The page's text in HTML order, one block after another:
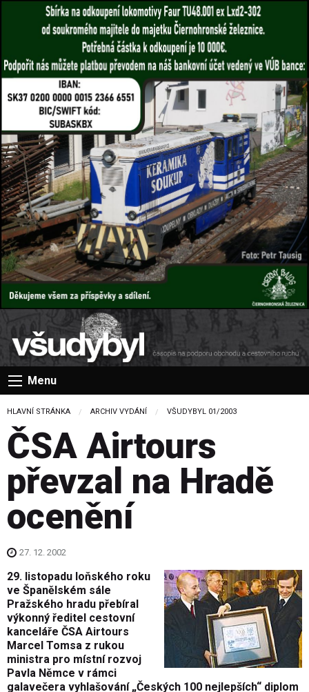
Menu
HLAVNÍ STRÁNKA ARCHIV VYDÁNÍ VŠUDYBYL 01/2003
ČSA Airtours
převzal na Hradě
ocenění
27. 12. 2002
29. listopadu loňského roku
ve Španělském sále
Pražského hradu přebíral
výkonný ředitel cestovní
kanceláře ČSA Airtours
Marcel Tomsa z rukou
ministra pro místní rozvoj
Pavla Němce v rámci
galavečera vyhlašování „Českých 100 nejlepších“ diplom